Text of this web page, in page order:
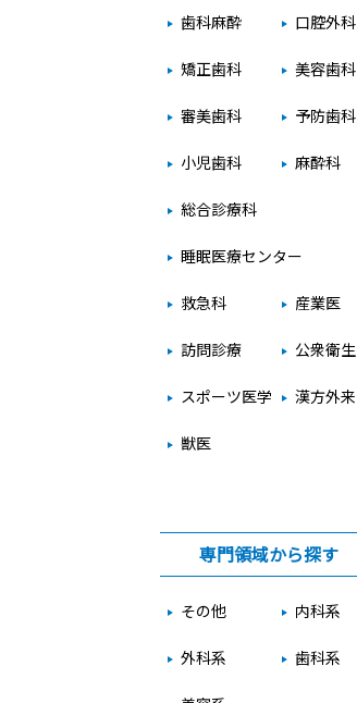
歯科麻酔 口腔外科
矯正歯科 美容歯科
審美歯科 予防歯科
小児歯科 麻酔科
総合診療科
睡眠医療センター
救急科 産業医
訪問診療 公衆衛生
スポーツ医学 漢方外来
獣医
専門領域から探す
その他 内科系
外科系 歯科系